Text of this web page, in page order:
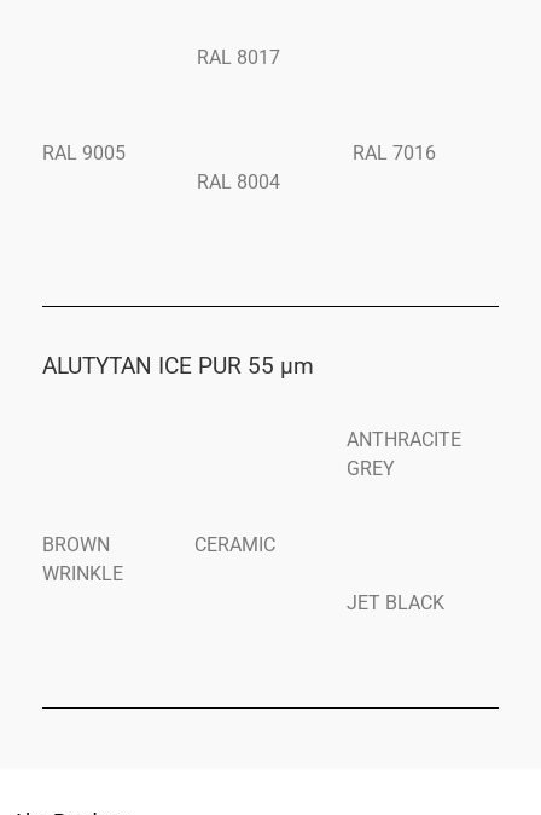
RAL 9005
RAL 8017
RAL 8004
RAL 7016
ALUTYTAN ICE PUR 55 μm
BROWN
WRINKLE
CERAMIC
ANTHRACITE
GREY
JET BLACK